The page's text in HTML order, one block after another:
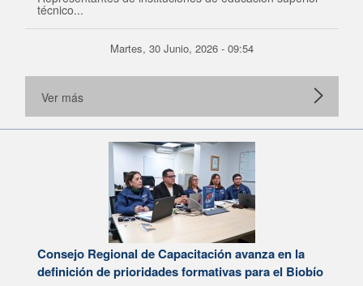
técnico...
Martes, 30 Junio, 2026 - 09:54
Ver más
Consejo Regional de Capacitación avanza en la
definición de prioridades formativas para el Biobío